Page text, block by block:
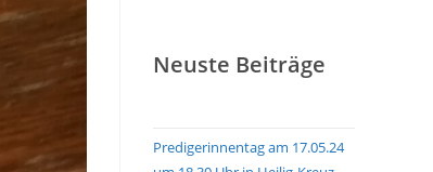
Neuste Beiträge
Predigerinnentag am 17.05.24